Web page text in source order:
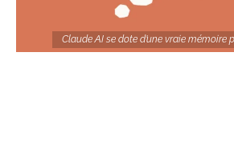
Claude AI se dote d’une vraie mémoire